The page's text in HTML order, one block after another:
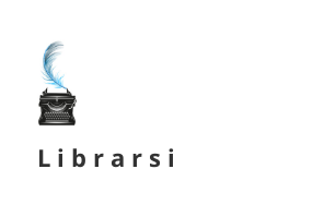
L i b r a r s i